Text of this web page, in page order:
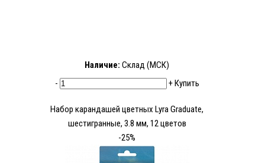
Наличие: Склад (МСК)
-
+Купить
Набор карандашей цветных Lyra Graduate,
шестигранные, 3.8 мм, 12 цветов
-25%